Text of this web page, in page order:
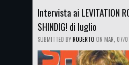
Intervista ai LEVITATION
SHINDIG! di luglio
SUBMITTED BYROBERTO ON MAR, 07/